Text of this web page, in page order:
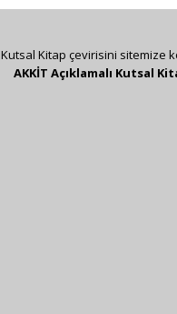
Kutsal Kitap çevirisini sitemize
AKKİT Açıklamalı Kutsal